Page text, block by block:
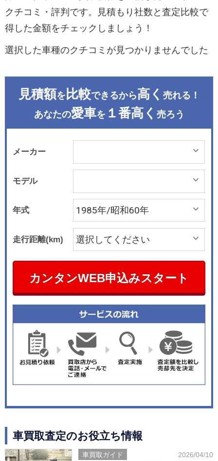
クチコミ・評判です。見積もり社数と査定比較で
得した金額をチェックしましょう！
選択した車種のクチコミが見つかりませんでした
見積額を 比較できるから高く 売れる！
あなたの愛車を １番高く 売ろう
メーカー
モデル
年式
走行距離(km)
カンタンWEB申込みスタート
車買取査定のお役立ち情報
車買取ガイド 2026/04/10